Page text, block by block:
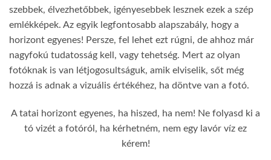
szebbek, élvezhetőbbek, igényesebbek lesznek ezek a szép
emlékképek. Az egyik legfontosabb alapszabály, hogy a
horizont egyenes! Persze, fel lehet ezt rúgni, de ahhoz már
nagyfokú tudatosság kell, vagy tehetség. Mert az olyan
fotóknak is van létjogosultságuk, amik elviselik, sőt még
hozzá is adnak a vizuális értékéhez, ha döntve van a fotó.
A tatai horizont egyenes, ha hiszed, ha nem! Ne folyasd ki a
tó vizét a fotóról, ha kérhetném, nem egy lavór víz ez
kérem!